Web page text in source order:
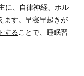
に、自律神経、ホル
ます。早寝早起きが
することで、睡眠習